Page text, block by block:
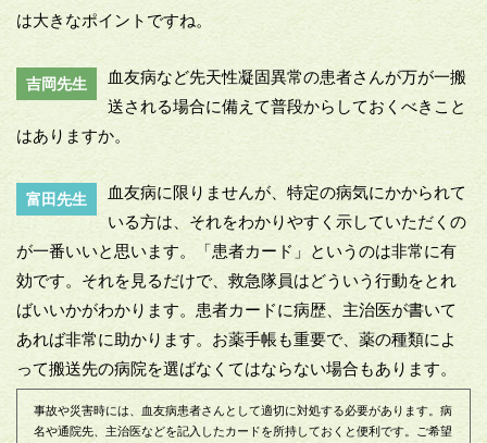
は大きなポイントですね。
吉岡先生
血友病など先天性凝固異常の患者さんが万が一搬
送される場合に備えて普段からしておくべきこと
はありますか。
富田先生
血友病に限りませんが、特定の病気にかかられて
いる方は、それをわかりやすく示していただくの
が一番いいと思います。「患者カード」というのは非常に有
効です。それを見るだけで、救急隊員はどういう行動をとれ
ばいいかがわかります。患者カードに病歴、主治医が書いて
あれば非常に助かります。お薬手帳も重要で、薬の種類によ
って搬送先の病院を選ばなくてはならない場合もあります。
事故や災害時には、血友病患者さんとして適切に対処する必要があります。病
名や通院先、主治医などを記入したカードを所持しておくと便利です。ご希望